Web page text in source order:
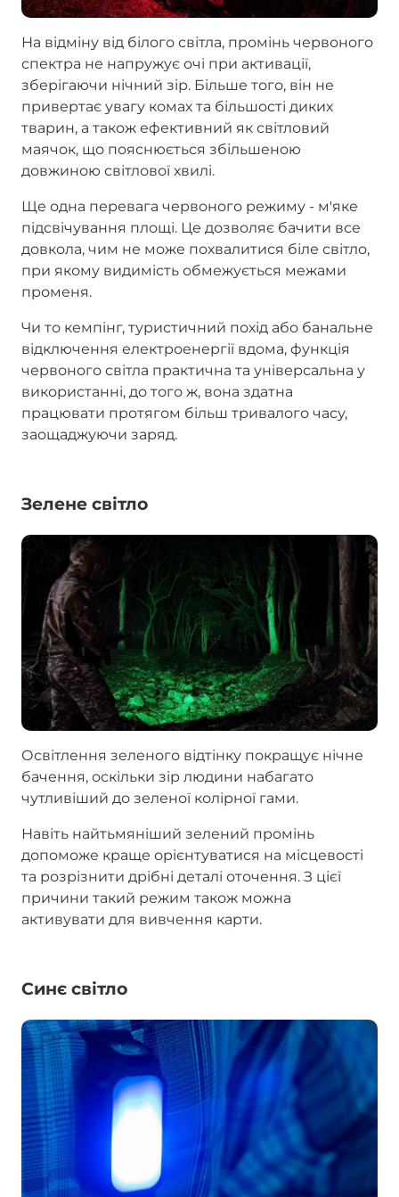
На відміну від білого світла, промінь червоного
спектра не напружує очі при активації,
зберігаючи нічний зір. Більше того, він не
привертає увагу комах та більшості диких
тварин, а також ефективний як світловий
маячок, що пояснюється збільшеною
довжиною світлової хвилі.
Ще одна перевага червоного режиму - м'яке
підсвічування площі. Це дозволяє бачити все
довкола, чим не може похвалитися біле світло,
при якому видимість обмежується межами
променя.
Чи то кемпінг, туристичний похід або банальне
відключення електроенергії вдома, функція
червоного світла практична та універсальна у
використанні, до того ж, вона здатна
працювати протягом більш тривалого часу,
заощаджуючи заряд.
Зелене світло
Освітлення зеленого відтінку покращує нічне
бачення, оскільки зір людини набагато
чутливіший до зеленої колірної гами.
Навіть найтьмяніший зелений промінь
допоможе краще орієнтуватися на місцевості
та розрізнити дрібні деталі оточення. З цієї
причини такий режим також можна
активувати для вивчення карти.
Синє світло